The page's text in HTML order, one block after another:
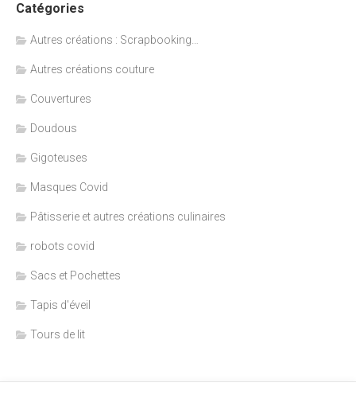
Catégories
Autres créations : Scrapbooking…
Autres créations couture
Couvertures
Doudous
Gigoteuses
Masques Covid
Pâtisserie et autres créations culinaires
robots covid
Sacs et Pochettes
Tapis d'éveil
Tours de lit